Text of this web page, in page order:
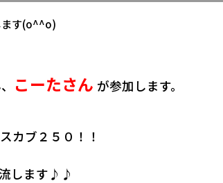
ます(o^^o)
こーたさん が参加します。
カブ２５０！！
します♪♪